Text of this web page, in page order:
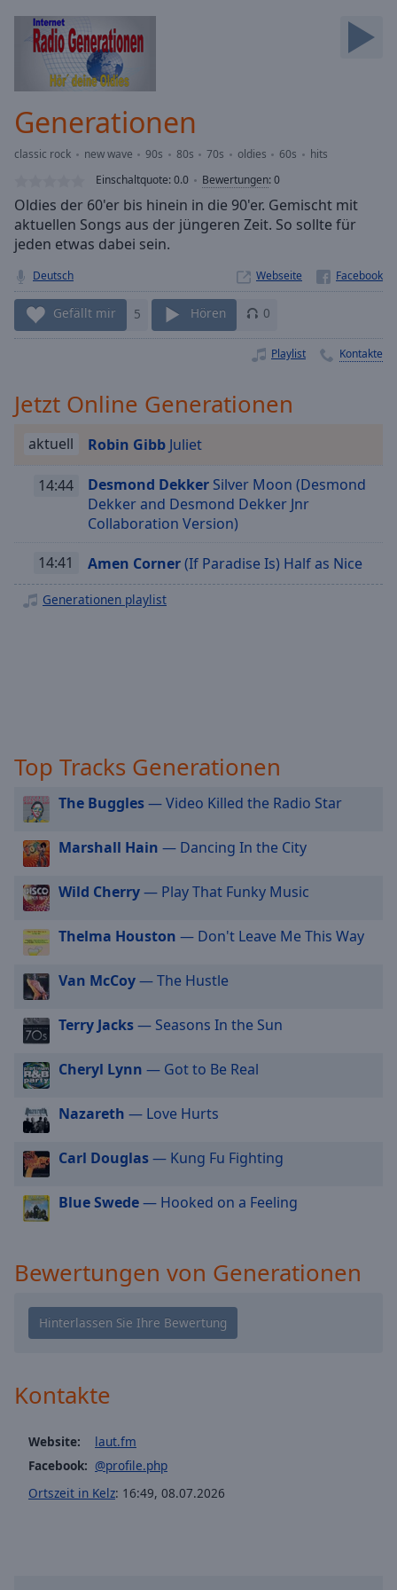
Skip
Forward
Current
Loaded :
Stream
TypeLIVE
Seek to
currently
behind
liveLIVE
Remaining
Time-
Playback
Chapters
descriptions
off,
selected
dialog
subtitles
off
selected
Audio
Picture-
Picture
Fullscreen
This
modal
Beginning
dialog
window.
Escape
cancel
the
Opacity
Background
Color
Generationen
classic rock new wave 90s 80s 70s oldies 60s
hits
Einschaltquote:0.0 Bewertungen:0
Oldies der 60'er bis hinein in die 90'er. Gemischt mit
aktuellen Songs aus der jüngeren Zeit. So sollte für
jeden etwas dabei sein.
Deutsch Webseite
Gefällt mir 5 Hören 0
Playlist Kontakte
Jetzt Online Generationen
aktuell Robin Gibb Juliet
14:44 Desmond Dekker Silver Moon (Desmond
Dekker and Desmond Dekker Jnr
Collaboration Version)
14:41 Amen Corner(If Paradise Is) Half as Nice
Generationen playlist
Top Tracks Generationen
The Buggles— Video Killed the Radio Star
Marshall Hain — Dancing In the City
Wild Cherry— Play That Funky Music
Thelma Houston — Don't Leave Me This Way
Van McCoy— The Hustle
Terry Jacks— Seasons In the Sun
Cheryl Lynn — Got to Be Real
Nazareth — Love Hurts
Carl Douglas— Kung Fu Fighting
Blue Swede— Hooked on a Feeling
Bewertungen von Generationen
Kontakte
Website:
laut.fm
Facebook: @profile.php
Ortszeit in Kelz: 16:49, 08.07.2026